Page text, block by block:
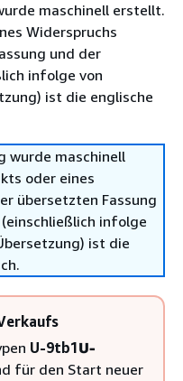
maschinell erstellt.
Widerspruchs
und der
infolge von
ist die englische
wurde maschinell
oder eines
übersetzten Fassung
infolge
ist die
U-9tb1U-
für den Start neuer